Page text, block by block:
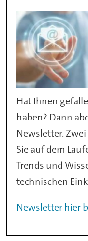
Hat Ihnen
haben? Dann
Newsletter.
Sie auf dem
Trends und
technischen
Newsletter hier